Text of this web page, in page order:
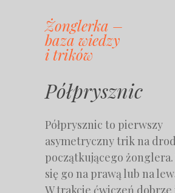
Żonglerka –
baza wiedzy
i trików
Skip
to
content
Półprysznic
Półprysznic to pierwszy
asymetryczny trik na
początkującego żonglera.
się go na prawą lub na
W trakcie ćwiczeń dobrze